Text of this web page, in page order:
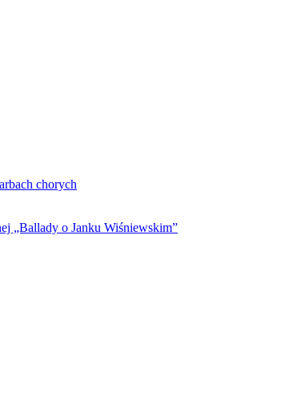
chorych
„Ballady o Janku Wiśniewskim”